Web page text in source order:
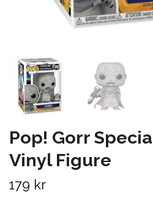
Pop! Gorr
Vinyl Figure
179 kr